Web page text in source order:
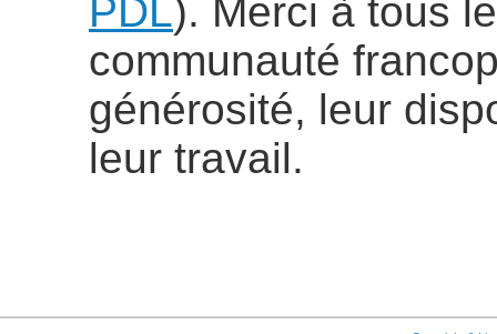
PDL). Merci à tous
communauté
générosité, leur
leur travail.